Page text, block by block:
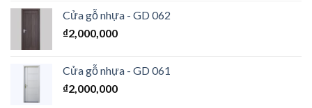
Cửa gỗ nhựa - GD 062
₫2,000,000
Cửa gỗ nhựa - GD 061
₫2,000,000